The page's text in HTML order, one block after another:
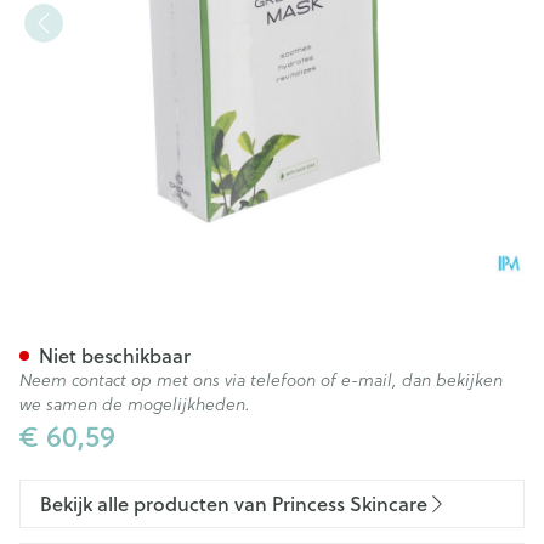
€ 60,59
Niet beschikbaar
Neem contact op met ons via telefoon of e-mail, dan bekijken
we samen de mogelijkheden.
Bekijk alle producten van Princess Skincare